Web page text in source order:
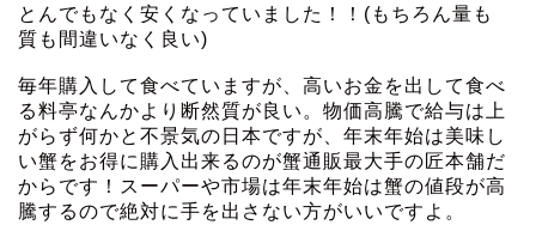
とんでもなく安くなっていました！！(もちろん量も
質も間違いなく良い)
毎年購入して食べていますが、高いお金を出して食べ
る料亭なんかより断然質が良い。物価高騰で給与は上
がらず何かと不景気の日本ですが、年末年始は美味し
い蟹をお得に購入出来るのが蟹通販最大手の匠本舗だ
からです！スーパーや市場は年末年始は蟹の値段が高
騰するので絶対に手を出さない方がいいですよ。